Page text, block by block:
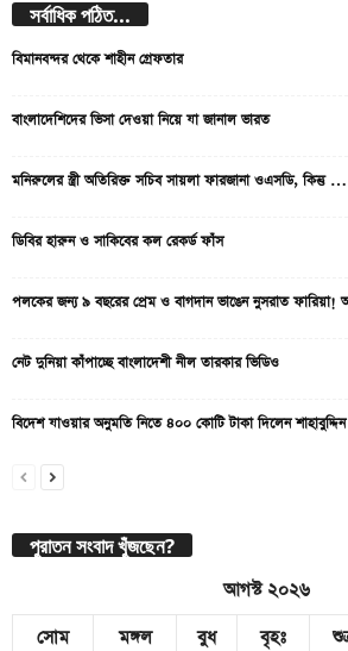
সর্বাধিক পঠিত...
বিমানবন্দর থেকে শাহীন গ্রেফতার
বাংলাদেশিদের ভিসা দেওয়া নিয়ে যা জানাল ভারত
মনিরুলের স্ত্রী অতিরিক্ত সচিব সায়লা ফারজানা ওএসডি, কিন্তু …
ডিবির হারুন ও সাকিবের কল রেকর্ড ফাঁস
পলকের জন্য ৯ বছরের প্রেম ও বাগদান ভাঙেন নুসরাত ফারিয়া!
নেট দুনিয়া কাঁপাচ্ছে বাংলাদেশী নীল তারকার ভিডিও
বিদেশ যাওয়ার অনুমতি নিতে ৪০০ কোটি টাকা দিলেন শাহাবুদ্দিন
পুরাতন সংবাদ খুঁজছেন?
আগস্ট ২০২৬
সোম
মঙ্গল বুধ বৃহঃ